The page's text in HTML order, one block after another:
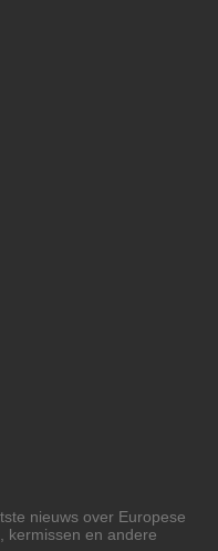
nieuws over Europese
kermissen en andere